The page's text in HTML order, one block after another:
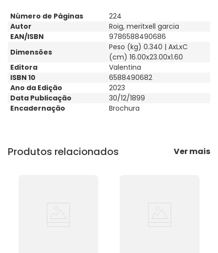
Número de Páginas
224
Autor
Roig, meritxell garcia
EAN/ISBN
9786588490686
Dimensões
Peso (kg) 0.340 | AxLxC
(cm) 16.00x23.00x1.60
Editora
Valentina
ISBN 10
6588490682
Ano da Edição
2023
Data Publicação
30/12/1899
Encadernação
Brochura
Produtos relacionados Ver mais